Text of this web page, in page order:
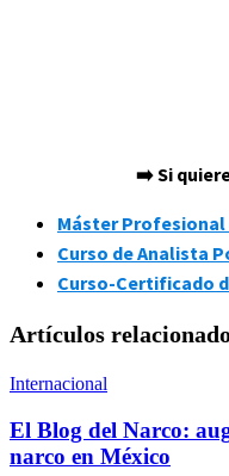
➡️ Si
Máster
Curso de Analista
Curso-Certificado
Artículos
Internacional
El Blog del Narco:
narco en México